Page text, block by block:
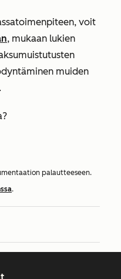
voit
, mukaan lukien
muiden
palautteeseen.
.